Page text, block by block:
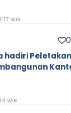
WIB
0
hadiri Peletakan
WIB